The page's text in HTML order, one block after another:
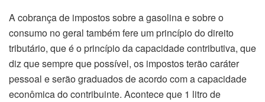
A cobrança de impostos sobre a gasolina e sobre o
consumo no geral também fere um princípio do direito
tributário, que é o princípio da capacidade contributiva, que
diz que sempre que possível, os impostos terão caráter
pessoal e serão graduados de acordo com a capacidade
econômica do contribuinte. Acontece que 1 litro de